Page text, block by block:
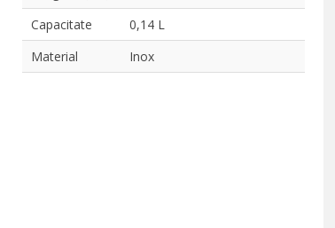
Capacitate
0,14 L
Material
Inox